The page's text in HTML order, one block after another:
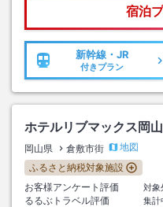
宿泊
新幹線・JR
付きプラン
ホテルリブマックス岡
岡山県 倉敷市街
地図
ふるさと納税対象施設
お客様アンケート評価
対象
るるぶトラベル評価
集計